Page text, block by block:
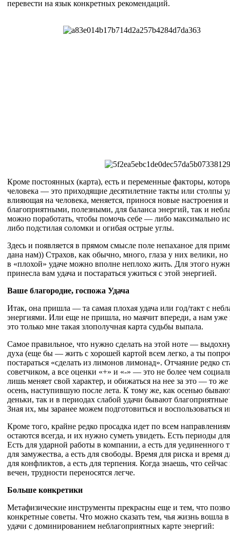
перевести на язык конкретных рекомендаций.
Кроме постоянных (карта), есть и переменные факторы,
человека — это приходящие десятилетние такты или столпы
влияющая на человека, меняется, принося новые настроения
благоприятными, полезными, для баланса энергий, так и
можно поработать, чтобы помочь себе — либо максимально
либо подстилая соломки и огибая острые углы.
Здесь и появляется в прямом смысле поле непаханое для
дана нам)) Страхов, как обычно, много, глаза у них велики,
в «плохой» удаче можно вполне неплохо жить. Для этого
принесла вам удача и постараться ужиться с этой энергией.
Ваше благородие, госпожа Удача
Итак, она пришла — та самая плохая удача или год/такт с
энергиями. Или еще не пришла, но маячит впереди, а нам уже
это только мне такая злополучная карта судьбы выпала.
Самое правильное, что нужно сделать на этой ноте —
духа (еще бы — жить с хорошей картой всем легко, а ты
постараться «сделать из лимонов лимонад». Отчаяние редко
советчиком, а все оценки «+» и «-» — это не более чем
лишь меняет свой характер, и обижаться на нее за это — то же
осень, наступившую после лета. К тому же, как осенью
деньки, так и в периодах слабой удачи бывают
Зная их, мы заранее можем подготовиться и воспользоваться
Кроме того, крайне редко просадка идет по всем
остаются всегда, и их нужно суметь увидеть. Есть периоды
Есть для ударной работы в компании, а есть для уединенного
для замужества, а есть для свободы. Время для риска и время
для конфликтов, а есть для терпения. Когда знаешь, что
вечен, трудности переносятся легче.
Больше конкретики
Метафизические инструменты прекрасны еще и тем, что
конкретные советы. Что можно сказать тем, чья жизнь вошла
удачи с доминированием неблагоприятных карте энергий: